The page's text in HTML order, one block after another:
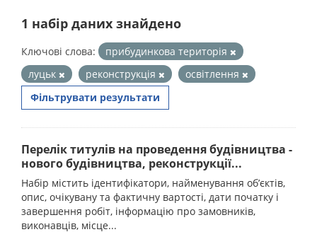
1 набір даних знайдено
Ключові слова:
прибудинкова територія
луцьк
реконструкція
освітлення
Фільтрувати результати
Перелік титулів на проведення будівництва -
нового будівництва, реконструкції...
Набір містить ідентифікатори, найменування об’єктів,
опис, очікувану та фактичну вартості, дати початку і
завершення робіт, інформацію про замовників,
виконавців, місце...